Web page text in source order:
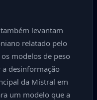
levantam
relatado pelo
modelos de peso
desinformação
da Mistral em
um modelo que a